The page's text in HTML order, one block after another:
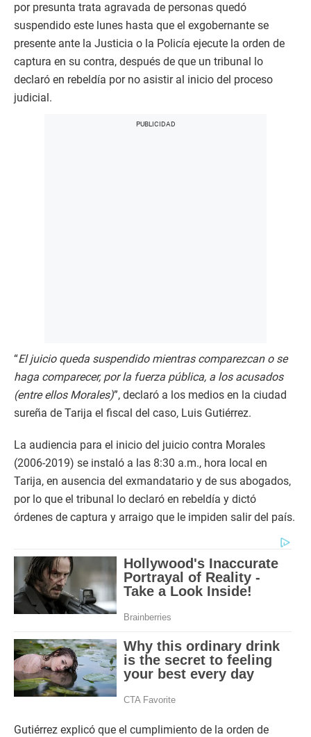
por presunta trata agravada de personas quedó
suspendido este lunes hasta que el exgobernante se
presente ante la Justicia o la Policía ejecute la orden de
captura en su contra, después de que un tribunal lo
declaró en rebeldía por no asistir al inicio del proceso
judicial.
“El juicio queda suspendido mientras comparezcan o se
haga comparecer, por la fuerza pública, a los acusados
(entre ellos Morales)”, declaró a los medios en la ciudad
sureña de Tarija el fiscal del caso, Luis Gutiérrez.
La audiencia para el inicio del juicio contra Morales
(2006-2019) se instaló a las 8:30 a.m., hora local en
Tarija, en ausencia del exmandatario y de sus abogados,
por lo que el tribunal lo declaró en rebeldía y dictó
órdenes de captura y arraigo que le impiden salir del país.
Gutiérrez explicó que el cumplimiento de la orden de